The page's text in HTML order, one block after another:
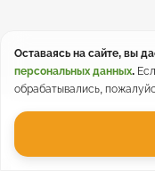
Оставаясь на сайте, вы
персональных данных.
обрабатывались,